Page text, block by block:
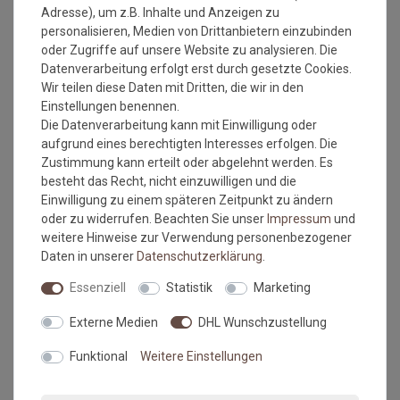
Jahre Qualität und Farbe erhalten bleiben.
Waschtipps:
Matten, die nicht mehr in die Waschmaschine passen, können
mit einem Dampfstrahler (aus Entfernung) gereinigt werden
oder bei einer Wäscherei abgegeben werden. Ganz wichtig ist
auch, dass man die Matten nicht gefaltet und auch nicht mit
anderen Wäschestücken in die Maschine legt, damit die Matte
nicht mit Knicken wieder aus der Maschine kommt. Dies ist
kein Materialfehler und stellt auch keinen Reklamationsgrund
Falls dies doch mal passiert, auf keinen Fall in den Trockner
geben, damit verstärken sich diese Knicke nur noch. Beim
nächsten Waschen sollten die wieder verschwunden sein.
Maßtoleranzen und Farbabweichungen:
Produktionsbedingte Maßtoleranzen in der Größe von +/- 5%,
sowie Farbabweichungen zwischen Bildschirmfoto und
Original sind nicht auszuschließen
Adresse), um z.B. Inhalte und Anzeigen zu
personalisieren, Medien von Drittanbietern einzubinden
oder Zugriffe auf unsere Website zu analysieren. Die
Datenverarbeitung erfolgt erst durch gesetzte Cookies.
Wir teilen diese Daten mit Dritten, die wir in den
Einstellungen benennen.
Die Datenverarbeitung kann mit Einwilligung oder
aufgrund eines berechtigten Interesses erfolgen. Die
Zustimmung kann erteilt oder abgelehnt werden. Es
besteht das Recht, nicht einzuwilligen und die
Einwilligung zu einem späteren Zeitpunkt zu ändern
oder zu widerrufen. Beachten Sie unser Impressum und
weitere Hinweise zur Verwendung personenbezogener
Daten in unserer Daten­schutz­erklärung
Essenziell Statistik Marketing
Externe Medien DHL Wunschzustellung
Funktional Weitere Einstellungen